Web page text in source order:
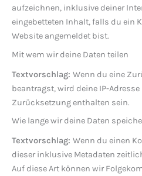
aufzeichnen, inklusive deiner
eingebetteten Inhalt, falls du ein
Website angemeldet bist.
Mit wem wir deine Daten teilen
Textvorschlag: Wenn du eine
beantragst, wird deine IP-
Zurücksetzung enthalten sein.
Wie lange wir deine Daten
Textvorschlag: Wenn du einen
dieser inklusive Metadaten
Auf diese Art können wir